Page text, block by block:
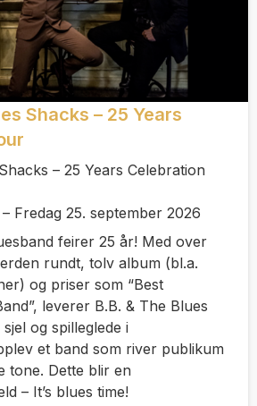
Shacks – 25 Years
– 25 Years Celebration
Fredag 25. september 2026
feirer 25 år! Med over
rundt, tolv album (bl.a.
og priser som “Best
leverer B.B. & The Blues
og spilleglede i
et band som river publikum
tone. Dette blir en
– It’s blues time!